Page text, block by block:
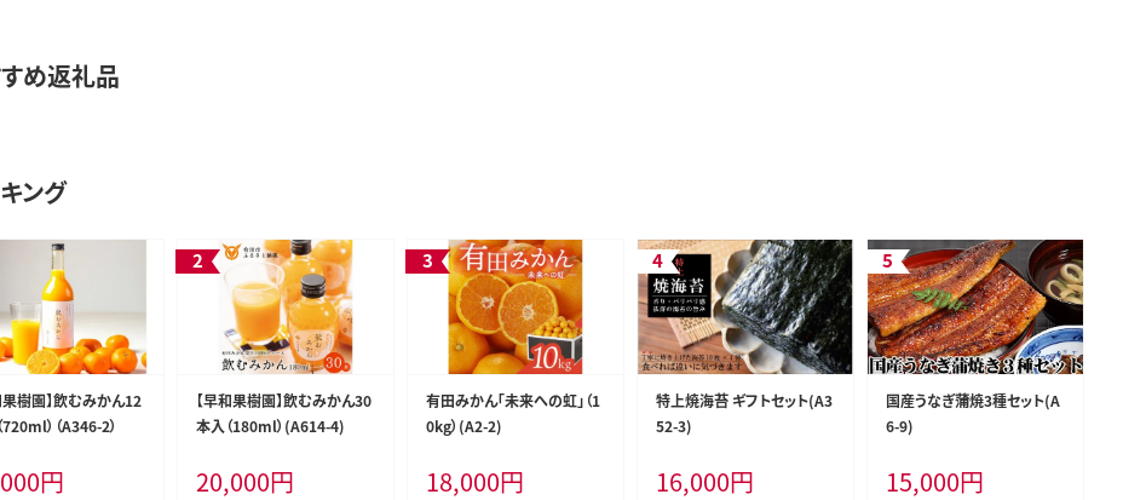
め返礼品
ング
果樹園】飲むみかん12
）（A346-2）
円
【早和果樹園】飲むみかん30
本入（180ml）(A614-4)
20,000円
有田みかん「未来への虹」（1
0kg）(A2-2)
18,000円
特上焼海苔 ギフトセット(A3
52-3)
16,000円
国産うなぎ蒲焼3種セット(A
6-9)
15,000円